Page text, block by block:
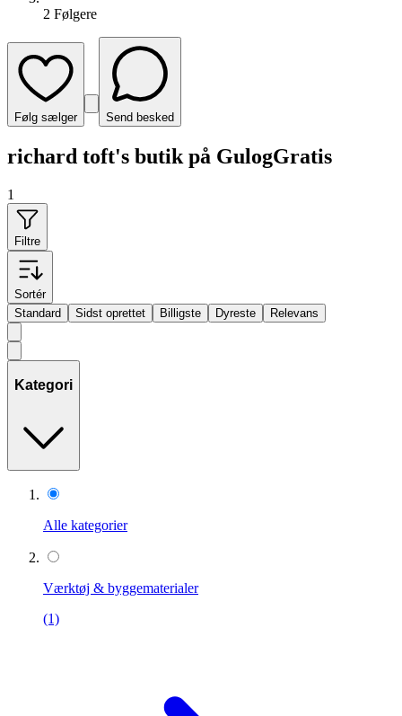
2 Følgere
Følg sælger Send besked
richard toft's butik på GulogGratis
1
Filtre
Sortér
Standard
Sidst oprettet Billigste Dyreste Relevans
Kategori
Alle kategorier
Værktøj & byggematerialer
(1)